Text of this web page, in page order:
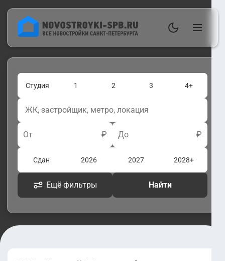
Студия 1 2 3 4+
От ₽ До ₽
Сдан 2026 2027 2028+
Ещё фильтры Найти